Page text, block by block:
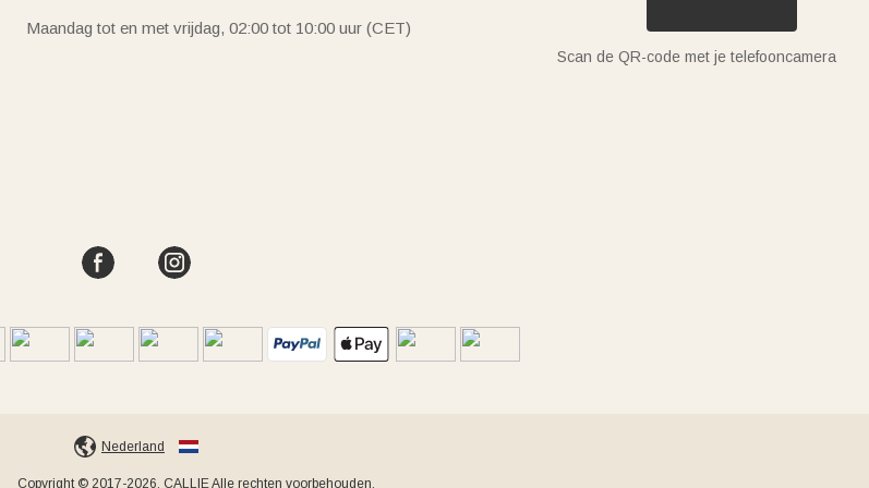
Maandag tot en met vrijdag, 02:00 tot 10:00 uur (CET)
Scan de QR-code met je telefooncamera
Nederland
Copyright © 2017-2026, CALLIE Alle rechten voorbehouden.